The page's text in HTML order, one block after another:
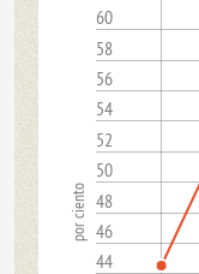
44
46
48
50
52
54
56
58
60
por ciento